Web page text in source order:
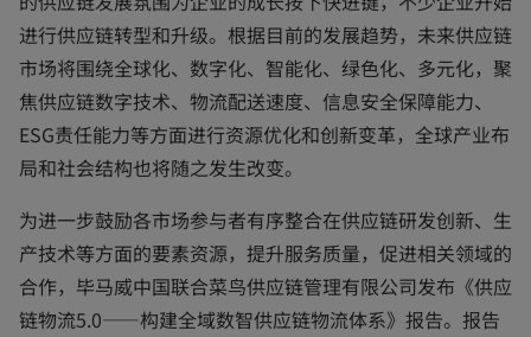
进行供应链转型和升级。根据目前的发展趋势，未来供应链
市场将围绕全球化、数字化、智能化、绿色化、多元化，聚
焦供应链数字技术、物流配送速度、信息安全保障能力、
ESG责任能力等方面进行资源优化和创新变革，全球产业布
局和社会结构也将随之发生改变。
为进一步鼓励各市场参与者有序整合在供应链研发创新、生
产技术等方面的要素资源，提升服务质量，促进相关领域的
合作，毕马威中国联合菜鸟供应链管理有限公司发布《供应
链物流5.0——构建全域数智供应链物流体系》报告。报告